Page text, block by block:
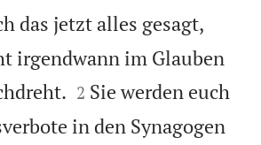
das jetzt alles gesagt,
irgendwann im Glauben


2 Sie werden euch
in den Synagogen